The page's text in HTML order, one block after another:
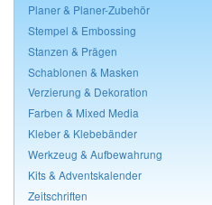
Planer & Planer-Zubehör
Stempel & Embossing
Stanzen & Prägen
Schablonen & Masken
Verzierung & Dekoration
Farben & Mixed Media
Kleber & Klebebänder
Werkzeug & Aufbewahrung
Kits & Adventskalender
Zeitschriften